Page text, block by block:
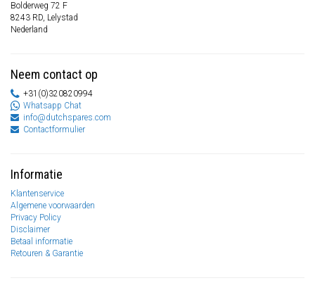
Bolderweg 72 F
8243 RD, Lelystad
Nederland
Neem contact op
+31(0)320820994
Whatsapp Chat
info@dutchspares.com
Contactformulier
Informatie
Klantenservice
Algemene voorwaarden
Privacy Policy
Disclaimer
Betaal informatie
Retouren & Garantie